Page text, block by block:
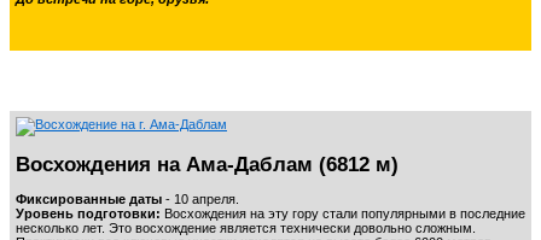
Восхождения на Ама-Даблам (6812 м)
Фиксированные даты - 10 апреля.
Уровень подготовки: Восхождения на эту гору стали популярными в последние
несколько лет. Это восхождение является технически довольно сложным.